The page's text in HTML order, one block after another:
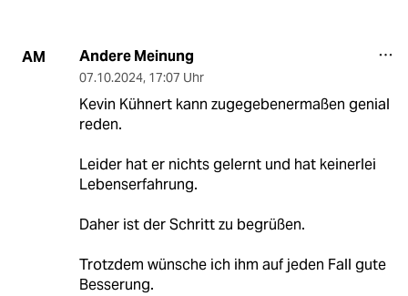
AM Andere Meinung
07.10.2024, 17:07 Uhr
Kevin Kühnert kann zugegebenermaßen genial
reden.
Leider hat er nichts gelernt und hat keinerlei
Lebenserfahrung.
Daher ist der Schritt zu begrüßen.
Trotzdem wünsche ich ihm auf jeden Fall gute
Besserung.